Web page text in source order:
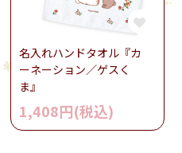
名入れハンドタオル『カ
ーネーション／ゲスく
ま』
1,408円(税込)